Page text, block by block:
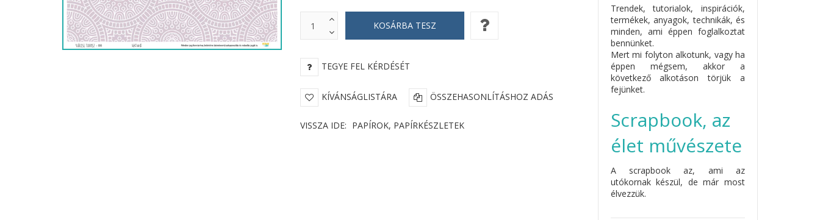
TEGYE FEL KÉRDÉSÉT
KÍVÁNSÁGLISTÁRA ÖSSZEHASONLÍTÁSHOZ ADÁS
VISSZA IDE: PAPÍROK, PAPÍRKÉSZLETEK
Trendek, tutorialok, inspirációk,
termékek, anyagok, technikák, és
minden, ami éppen foglalkoztat
bennünket.
Mert mi folyton alkotunk, vagy ha
éppen mégsem, akkor a
következő alkotáson törjük a
fejünket.
Scrapbook, az
élet művészete
A scrapbook az, ami az
utókornak készül, de már most
élvezzük.